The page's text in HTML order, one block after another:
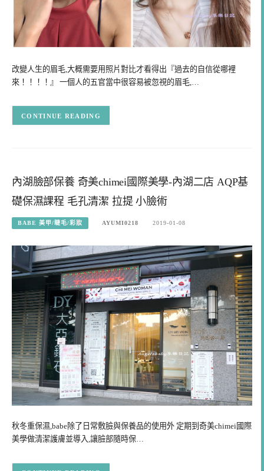
改變人生的眉毛,大概需要用照片對比才看得出『過去的自信從哪裡
來！！！！』 一個人的五官當中很容易被忽視的眉毛,…
CONTINUE READING
內湖臉部保養 奇美chimei國際美學-內湖二店 AQP基
礎保濕課程 毛孔清潔 拉提 小臉術
BABE 美甲/睫毛/彩妝 AYUMI0218 2019-01-08
秋冬重保濕,babe除了日常敷臉與保養品的使用外 定期到奇美chimei國際
美學做清潔護膚並導入,讓臉部隨時保…